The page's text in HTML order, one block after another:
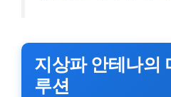
지상파 안테나의
루션